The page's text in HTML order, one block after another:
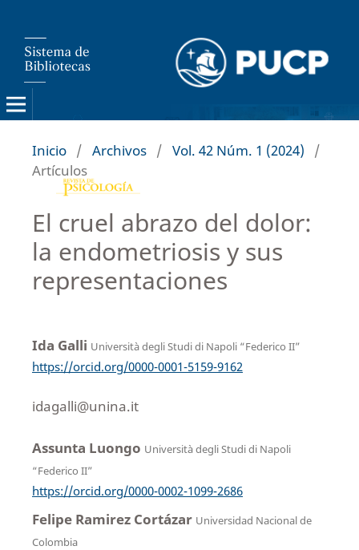
Inicio / Archivos / Vol. 42 Núm. 1 (2024)
/
Artículos
El cruel abrazo del dolor:
la endometriosis y sus
representaciones
Ida Galli Università degli Studi di Napoli “Federico II”
https://orcid.org/0000-0001-5159-9162
idagalli@unina.it
Assunta Luongo Università degli Studi di Napoli
“Federico II”
https://orcid.org/0000-0002-1099-2686
Felipe Ramirez Cortázar Universidad Nacional de
Colombia